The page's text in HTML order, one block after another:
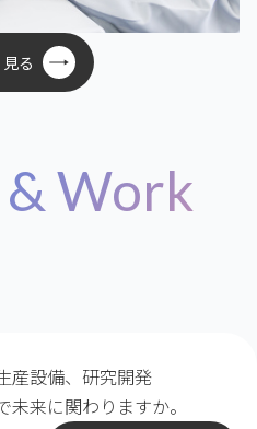
る
& Work
産設備、研究開発
来に関わりますか。